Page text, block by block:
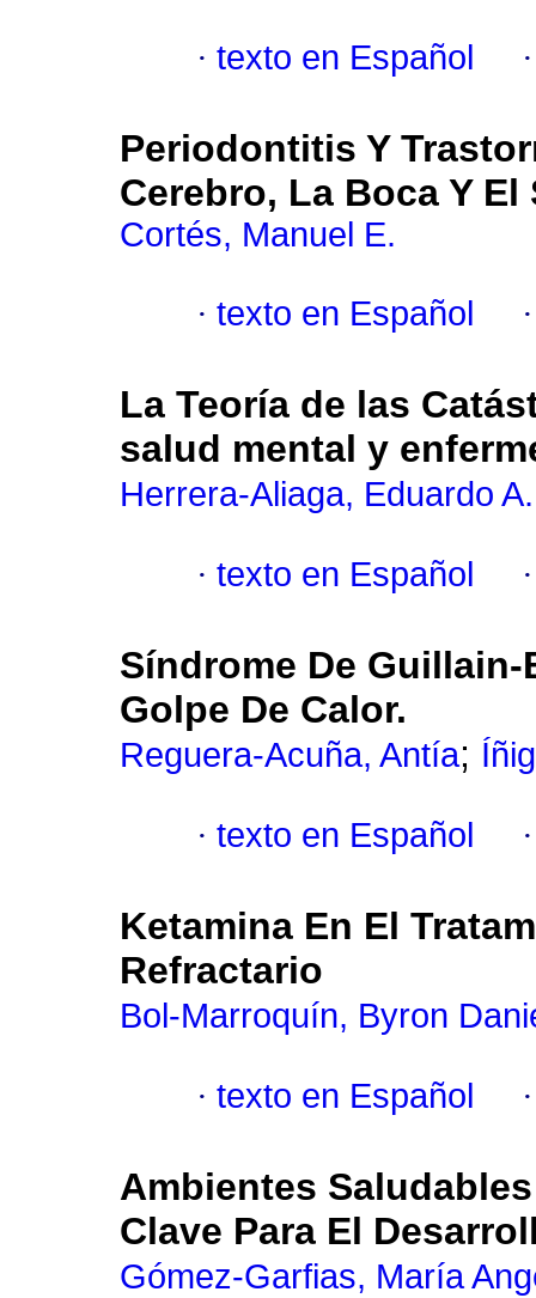
· texto en Español
Periodontitis Y
Cerebro, La Boca Y
Cortés, Manuel E.
· texto en Español
La Teoría de las
salud mental y
Herrera-Aliaga, Eduardo A.
· texto en Español
Síndrome De
Golpe De Calor.
Reguera-Acuña, Antía;
· texto en Español
Ketamina En El
Refractario
Bol-Marroquín, Byron
· texto en Español
Ambientes
Clave Para El
Gómez-Garfias, María